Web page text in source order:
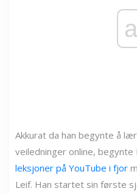
Akkurat da han begynte å
veiledninger online, begynte
leksjoner på YouTube i fjor
Leif. Han startet sin første